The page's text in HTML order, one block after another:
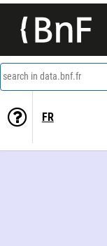
search in data.bnf.fr
FR